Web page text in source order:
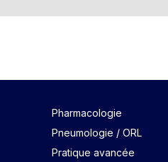
Pharmacologie
Pneumologie / ORL
Pratique avancée